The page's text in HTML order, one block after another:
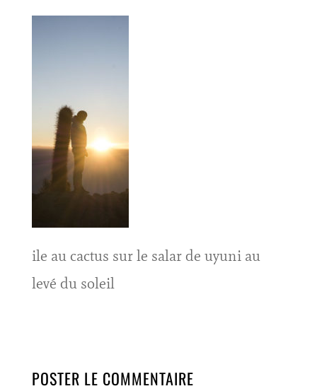
ile au cactus sur le salar de uyuni au
levé du soleil
POSTER LE COMMENTAIRE